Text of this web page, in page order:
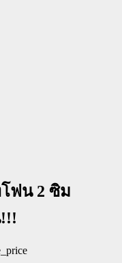
โฟน 2 ซิม